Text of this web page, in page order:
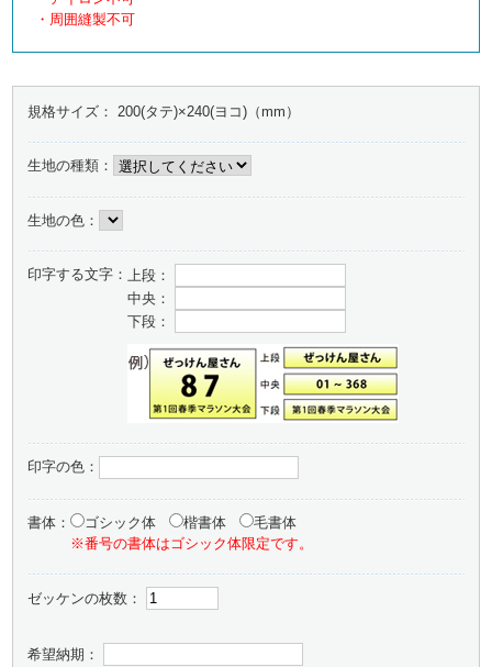
・周囲縫製不可
規格サイズ： 200(タテ)×240(ヨコ)（mm）
生地の種類：
生地の色：
印字する文字： 上段：
中央：
下段：
印字の色：
書体： ゴシック体 楷書体
毛書体
※番号の書体はゴシック体限定です。
ゼッケンの枚数：
希望納期：